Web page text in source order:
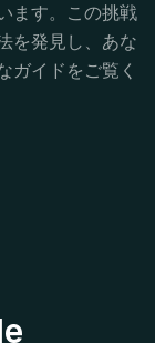
ます。この挑戦
を発見し、あな
ガイドをご覧く